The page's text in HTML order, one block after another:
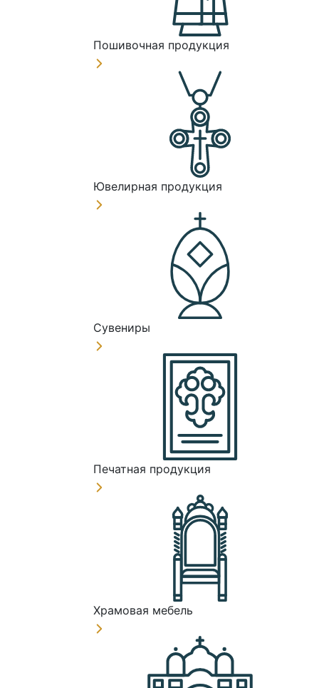
Пошивочная продукция
Ювелирная продукция
Сувениры
Печатная продукция
Храмовая мебель